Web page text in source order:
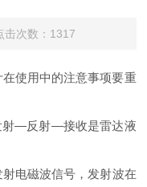
次数：1317
使用中的注意事项要重
射—反射—接收是雷达液
电磁波信号，发射波在